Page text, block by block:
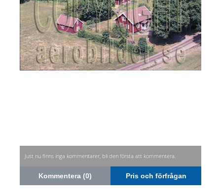
Just nu finns inga kommentarer, bli den första att kommentera.
Kommentera (0) Pris och förfrågan